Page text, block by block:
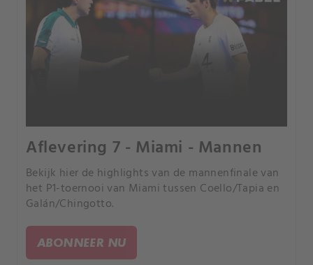
Aflevering 7 - Miami - Mannen
Bekijk hier de highlights van de mannenfinale van
het P1-toernooi van Miami tussen Coello/Tapia en
Galán/Chingotto.
ABONNEER NU